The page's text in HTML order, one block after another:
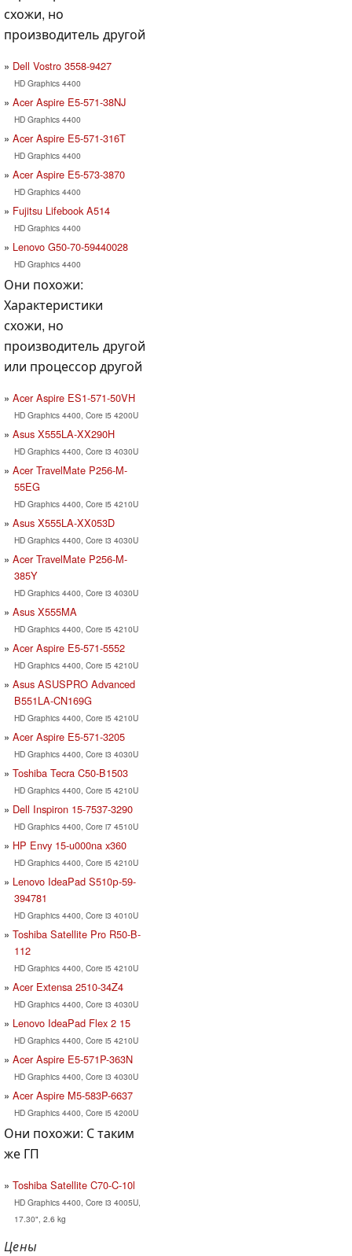
схожи, но
производитель другой
Dell Vostro 3558-9427
HD Graphics 4400
Acer Aspire E5-571-38NJ
HD Graphics 4400
Acer Aspire E5-571-316T
HD Graphics 4400
Acer Aspire E5-573-3870
HD Graphics 4400
Fujitsu Lifebook A514
HD Graphics 4400
Lenovo G50-70-59440028
HD Graphics 4400
Они похожи:
Характеристики
схожи, но
производитель другой
или процессор другой
Acer Aspire ES1-571-50VH
HD Graphics 4400, Core i5 4200U
Asus X555LA-XX290H
HD Graphics 4400, Core i3 4030U
Acer TravelMate P256-M-
55EG
HD Graphics 4400, Core i5 4210U
Asus X555LA-XX053D
HD Graphics 4400, Core i3 4030U
Acer TravelMate P256-M-
385Y
HD Graphics 4400, Core i3 4030U
Asus X555MA
HD Graphics 4400, Core i5 4210U
Acer Aspire E5-571-5552
HD Graphics 4400, Core i5 4210U
Asus ASUSPRO Advanced
B551LA-CN169G
HD Graphics 4400, Core i5 4210U
Acer Aspire E5-571-3205
HD Graphics 4400, Core i3 4030U
Toshiba Tecra C50-B1503
HD Graphics 4400, Core i5 4210U
Dell Inspiron 15-7537-3290
HD Graphics 4400, Core i7 4510U
HP Envy 15-u000na x360
HD Graphics 4400, Core i5 4210U
Lenovo IdeaPad S510р-59-
394781
HD Graphics 4400, Core i3 4010U
Toshiba Satellite Pro R50-B-
112
HD Graphics 4400, Core i5 4210U
Acer Extensa 2510-34Z4
HD Graphics 4400, Core i3 4030U
Lenovo IdeaPad Flex 2 15
HD Graphics 4400, Core i5 4210U
Acer Aspire E5-571P-363N
HD Graphics 4400, Core i3 4030U
Acer Aspire M5-583P-6637
HD Graphics 4400, Core i5 4200U
Они похожи: С таким
же ГП
Toshiba Satellite C70-C-10l
HD Graphics 4400, Core i3 4005U,
17.30", 2.6 kg
Цены